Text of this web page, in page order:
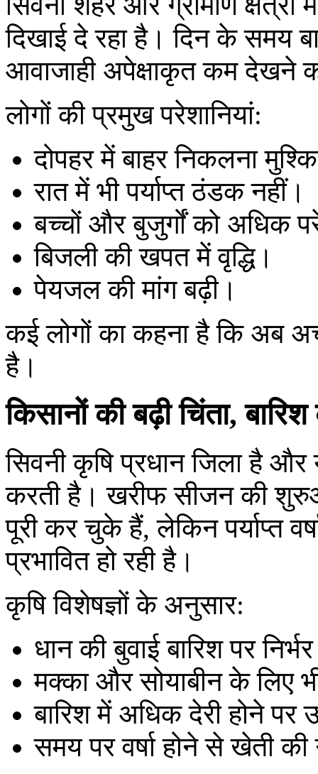
दिखाई दे रहा है। दिन के समय
आवाजाही अपेक्षाकृत कम देखने
लोगों की प्रमुख परेशानियां:
दोपहर में बाहर निकलना
रात में भी पर्याप्त ठंडक नहीं।
बच्चों और बुजुर्गों को अधिक
बिजली की खपत में वृद्धि।
पेयजल की मांग बढ़ी।
कई लोगों का कहना है कि अब
है।
किसानों की बढ़ी चिंता,
सिवनी कृषि प्रधान जिला है और
करती है। खरीफ सीजन की
पूरी कर चुके हैं, लेकिन पर्याप्त
प्रभावित हो रही है।
कृषि विशेषज्ञों के अनुसार:
धान की बुवाई बारिश पर
मक्का और सोयाबीन के लिए
बारिश में अधिक देरी होने पर
समय पर वर्षा होने से खेती